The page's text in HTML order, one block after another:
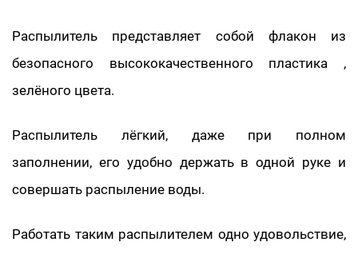
Распылитель представляет собой флакон из
безопасного высококачественного пластика ,
зелёного цвета.
Распылитель лёгкий, даже при полном
заполнении, его удобно держать в одной руке и
совершать распыление воды.
Работать таким распылителем одно удовольствие,